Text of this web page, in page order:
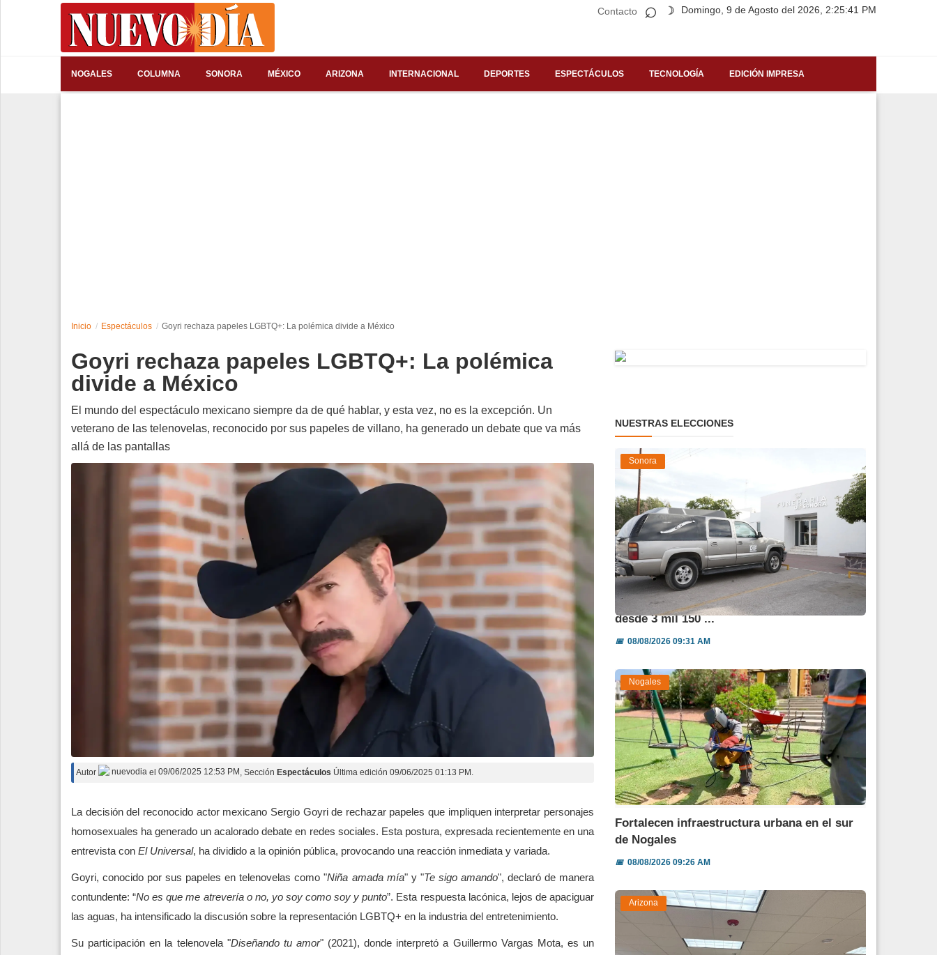
Contacto Domingo, 9 de Agosto del 2026, 2:25:41 PM
⌕ ☽
NOGALES COLUMNA SONORA MÉXICO ARIZONA INTERNACIONAL DEPORTES ESPECTÁCULOS TECNOLOGÍA EDICIÓN IMPRESA
Edición Impresa
Inicio Espectáculos Goyri rechaza papeles LGBTQ+: La polémica divide a México
Goyri rechaza papeles LGBTQ+: La polémica
divide a México
El mundo del espectáculo mexicano siempre da de qué hablar, y esta vez, no es la excepción. Un
veterano de las telenovelas, reconocido por sus papeles de villano, ha generado un debate que va más
allá de las pantallas
Autor nuevodia el 09/06/2025 12:53 PM , Sección Espectáculos Última edición 09/06/2025 01:13 PM.
La decisión del reconocido actor mexicano Sergio Goyri de rechazar papeles que impliquen interpretar personajes
homosexuales ha generado un acalorado debate en redes sociales. Esta postura, expresada recientemente en una
entrevista con El Universal, ha dividido a la opinión pública, provocando una reacción inmediata y variada.
Goyri, conocido por sus papeles en telenovelas como "Niña amada mía" y "Te sigo amando", declaró de manera
contundente: “No es que me atrevería o no, yo soy como soy y punto”. Esta respuesta lacónica, lejos de apaciguar
las aguas, ha intensificado la discusión sobre la representación LGBTQ+ en la industria del entretenimiento.
Su participación en la telenovela "Diseñando tu amor" (2021), donde interpretó a Guillermo Vargas Mota, es un
NUESTRAS ELECCIONES
Sonora
Ofrece DIF Sonora servicios funerarios
desde 3 mil 150 ...
📅08/08/2026 09:31 AM
Nogales
Fortalecen infraestructura urbana en el sur
de Nogales
📅08/08/2026 09:26 AM
Arizona